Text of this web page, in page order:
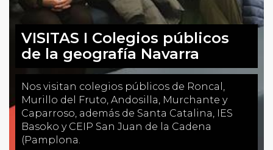
VISITAS I Colegios públicos
de la geografía Navarra
Nos visitan colegios públicos de Roncal,
Murillo del Fruto, Andosilla, Murchante y
Caparroso, además de Santa Catalina, IES
Basoko y CEIP San Juan de la Cadena
(Pamplona.